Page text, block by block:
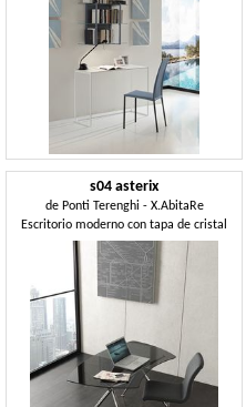
s04 asterix
de Ponti Terenghi - X.AbitaRe
Escritorio moderno con tapa de cristal